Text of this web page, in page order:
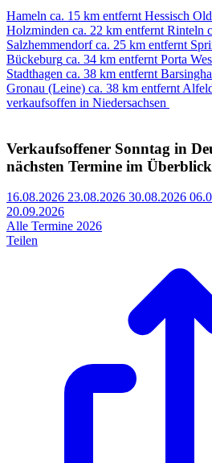
Hameln ca. 15 km entfernt Hessisch
Holzminden ca. 22 km entfernt Rinteln
Salzhemmendorf ca. 25 km entfernt
Bückeburg ca. 34 km entfernt Porta
Stadthagen ca. 38 km entfernt
Gronau (Leine) ca. 38 km entfernt
verkaufsoffen in Niedersachsen
Verkaufsoffener Sonntag in
nächsten Termine im Überblick
16.08.2026 23.08.2026 30.08.2026
20.09.2026
Alle Termine 2026
Teilen